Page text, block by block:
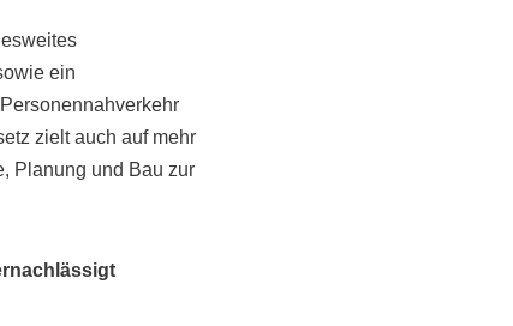
ein
zielt auch auf mehr
Planung und Bau zur